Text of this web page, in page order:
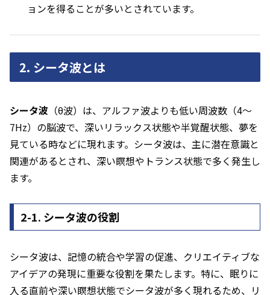
ョンを得ることが多いとされています。
2. シータ波とは
シータ波 （θ波）は、アルファ波よりも低い周波数（4～
7Hz）の脳波で、深いリラックス状態や半覚醒状態、夢を
見ている時などに現れます。シータ波は、主に潜在意識と
関連があるとされ、深い瞑想やトランス状態で多く発生し
ます。
2-1. シータ波の役割
シータ波は、記憶の統合や学習の促進、クリエイティブな
アイデアの発現に重要な役割を果たします。特に、眠りに
入る直前や深い瞑想状態でシータ波が多く現れるため、リ